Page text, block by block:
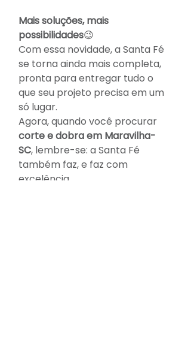
Mais soluções, mais
possibilidades😉
Com essa novidade, a Santa Fé
se torna ainda mais completa,
pronta para entregar tudo o
que seu projeto precisa em um
só lugar.
Agora, quando você procurar
corte e dobra em Maravilha-
SC, lembre-se: a Santa Fé
também faz, e faz com
excelência.